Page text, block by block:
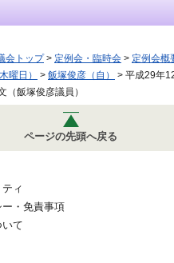
会トップ> 定例会・臨時会 > 定例会概
曜日） > 飯塚俊彦（自）
> 平成29年
（飯塚俊彦議員）
ページの先頭へ戻る
ィ
・免責事項
て